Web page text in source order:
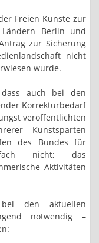
Freien Künste zur
Berlin und
zur Sicherung
nicht
wurde.
auch bei den
Korrekturbedarf
veröffentlichten
Kunstsparten
des Bundes für
nicht; das
Aktivitäten
den aktuellen
notwendig –